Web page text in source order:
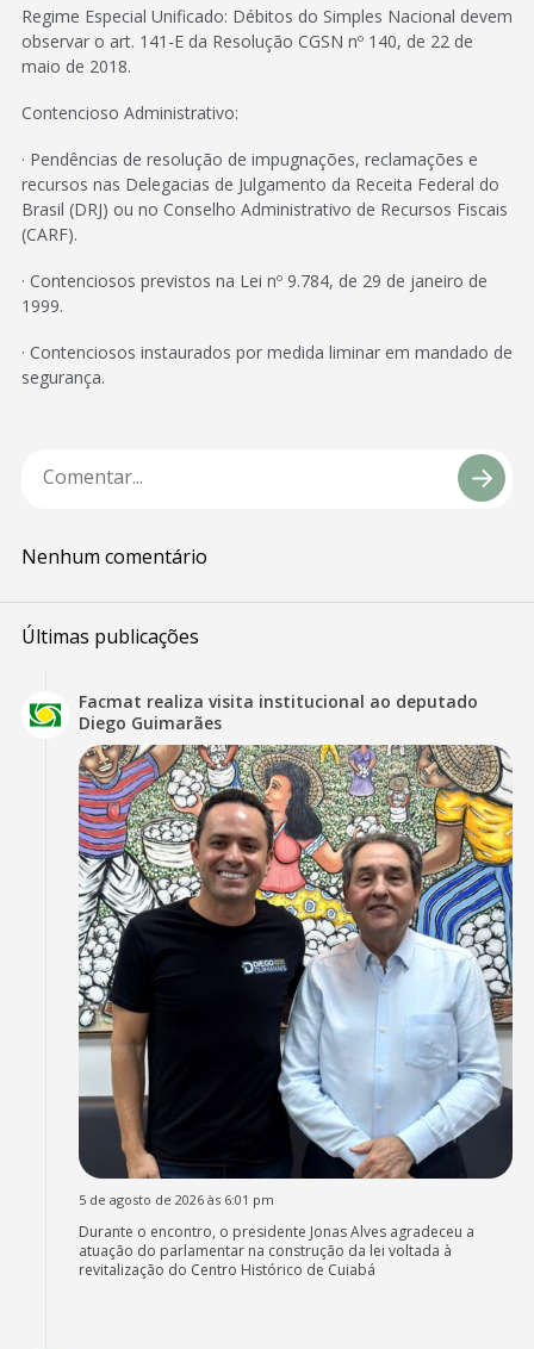
Regime Especial Unificado: Débitos do Simples Nacional devem
observar o art. 141-E da Resolução CGSN nº 140, de 22 de
maio de 2018.
Contencioso Administrativo:
· Pendências de resolução de impugnações, reclamações e
recursos nas Delegacias de Julgamento da Receita Federal do
Brasil (DRJ) ou no Conselho Administrativo de Recursos Fiscais
(CARF).
· Contenciosos previstos na Lei nº 9.784, de 29 de janeiro de
1999.
· Contenciosos instaurados por medida liminar em mandado de
segurança.
Nenhum comentário
Últimas publicações
Facmat realiza visita institucional ao deputado
Diego Guimarães
5 de agosto de 2026 às 6:01 pm
Durante o encontro, o presidente Jonas Alves agradeceu a
atuação do parlamentar na construção da lei voltada à
revitalização do Centro Histórico de Cuiabá